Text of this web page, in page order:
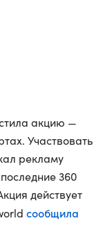
акцию —
Участвовать
рекламу
360
действует
сообщила